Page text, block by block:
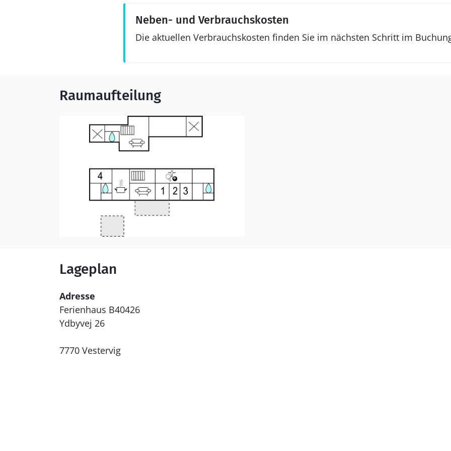
Neben- und Verbrauchskosten
Die aktuellen Verbrauchskosten finden Sie im nächsten Schritt im
Raumaufteilung
Lageplan
Adresse
Ferienhaus B40426
Ydbyvej 26
7770 Vestervig